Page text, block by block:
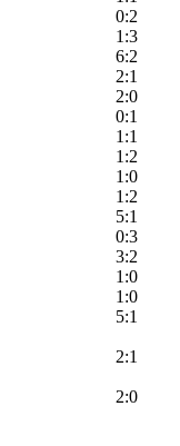
0:2
1:3
6:2
2:1
2:0
0:1
1:1
1:2
1:0
1:2
5:1
0:3
3:2
1:0
1:0
5:1
2:1
2:0